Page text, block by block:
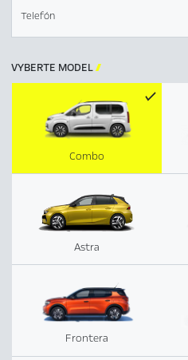
Telefón
VYBERTE MODEL
Combo
Astra
Frontera